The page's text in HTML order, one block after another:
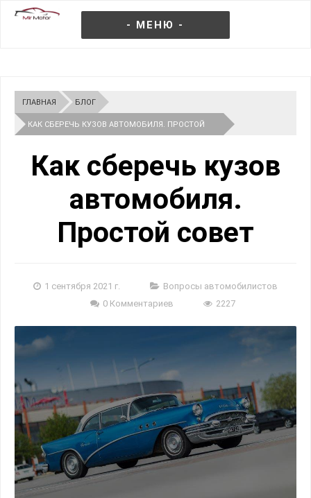
- МЕНЮ -
ГЛАВНАЯ БЛОГ
КАК СБЕРЕЧЬ КУЗОВ АВТОМОБИЛЯ. ПРОСТОЙ
Как сберечь кузов
автомобиля.
Простой совет
1 сентября 2021 г.
Вопросы автомобилистов
0 Комментариев
2227